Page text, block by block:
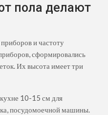
пола делают
и частоту
сформировались
Их высота имеет три
кухне 10-15 см для
посудомоечной машины.